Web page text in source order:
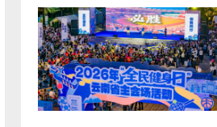
跟着赛事游云南| 以赛为媒赴爨乡 追风
逐景游陆良
2026-08-06 17:16:35
跟着赛事游云南 | Salomon GO野·2026